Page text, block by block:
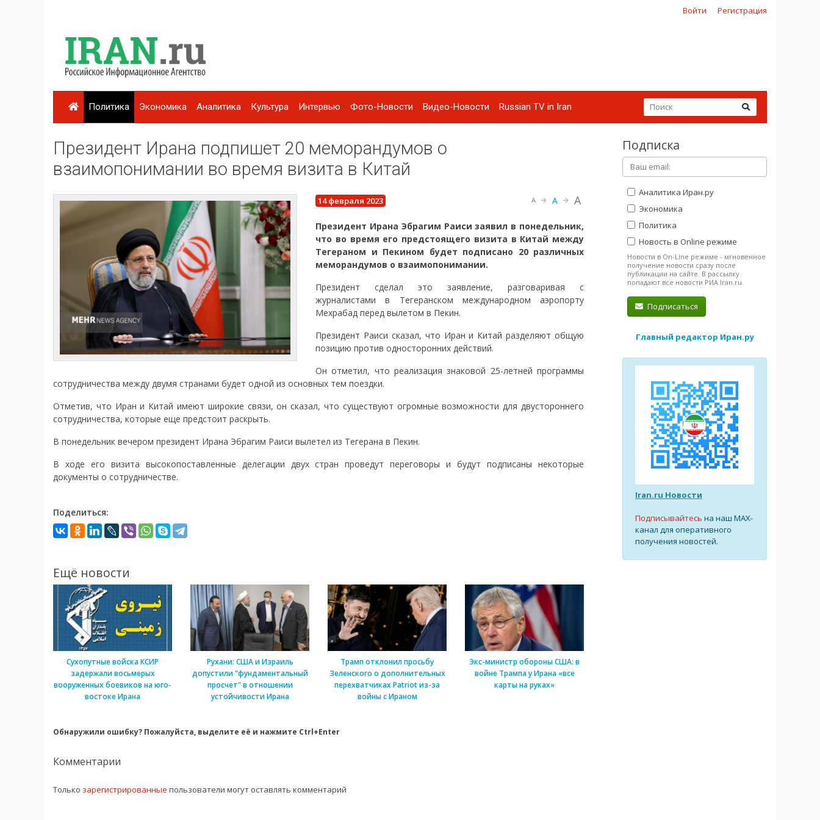
Войти Регистрация
Политика Экономика Аналитика Культура Интервью Фото-Новости Видео-Новости Russian TV in Iran
Президент Ирана подпишет 20 меморандумов о
взаимопонимании во время визита в Китай
14 февраля 2023 A A A
Президент Ирана Эбрагим Раиси заявил в понедельник,
что во время его предстоящего визита в Китай между
Тегераном и Пекином будет подписано 20 различных
меморандумов о взаимопонимании.
Президент сделал это заявление, разговаривая с
журналистами в Тегеранском международном аэропорту
Мехрабад перед вылетом в Пекин.
Президент Раиси сказал, что Иран и Китай разделяют общую
позицию против односторонних действий.
Он отметил, что реализация знаковой 25-летней программы
сотрудничества между двумя странами будет одной из основных тем поездки.
Отметив, что Иран и Китай имеют широкие связи, он сказал, что существуют огромные возможности для двустороннего
сотрудничества, которые еще предстоит раскрыть.
В понедельник вечером президент Ирана Эбрагим Раиси вылетел из Тегерана в Пекин.
В ходе его визита высокопоставленные делегации двух стран проведут переговоры и будут подписаны некоторые
документы о сотрудничестве.
Поделиться:
Ещё новости
Сухопутные войска КСИР
задержали восьмерых
вооруженных боевиков на юго-
востоке Ирана
Рухани: США и Израиль
допустили "фундаментальный
просчет" в отношении
устойчивости Ирана
Трамп отклонил просьбу
Зеленского о дополнительных
перехватчиках Patriot из-за
войны с Ираном
Экс-министр обороны США: в
войне Трампа у Ирана «все
карты на руках»
Обнаружили ошибку? Пожалуйста, выделите её и нажмите Ctrl+Enter
Комментарии
Только зарегистрированные пользователи могут оставлять комментарий
Подписка
Аналитика Иран.ру
Экономика
Политика
Новость в Online режиме
Новости в On-Line режиме - мгновенное
получение новости сразу после
публикации на сайте. В рассылку
попадают все новости РИА Iran.ru.
Подписаться
Главный редактор Иран.ру
Iran.ru Новости
Подписывайтесь на наш MAX-
канал для оперативного
получения новостей.